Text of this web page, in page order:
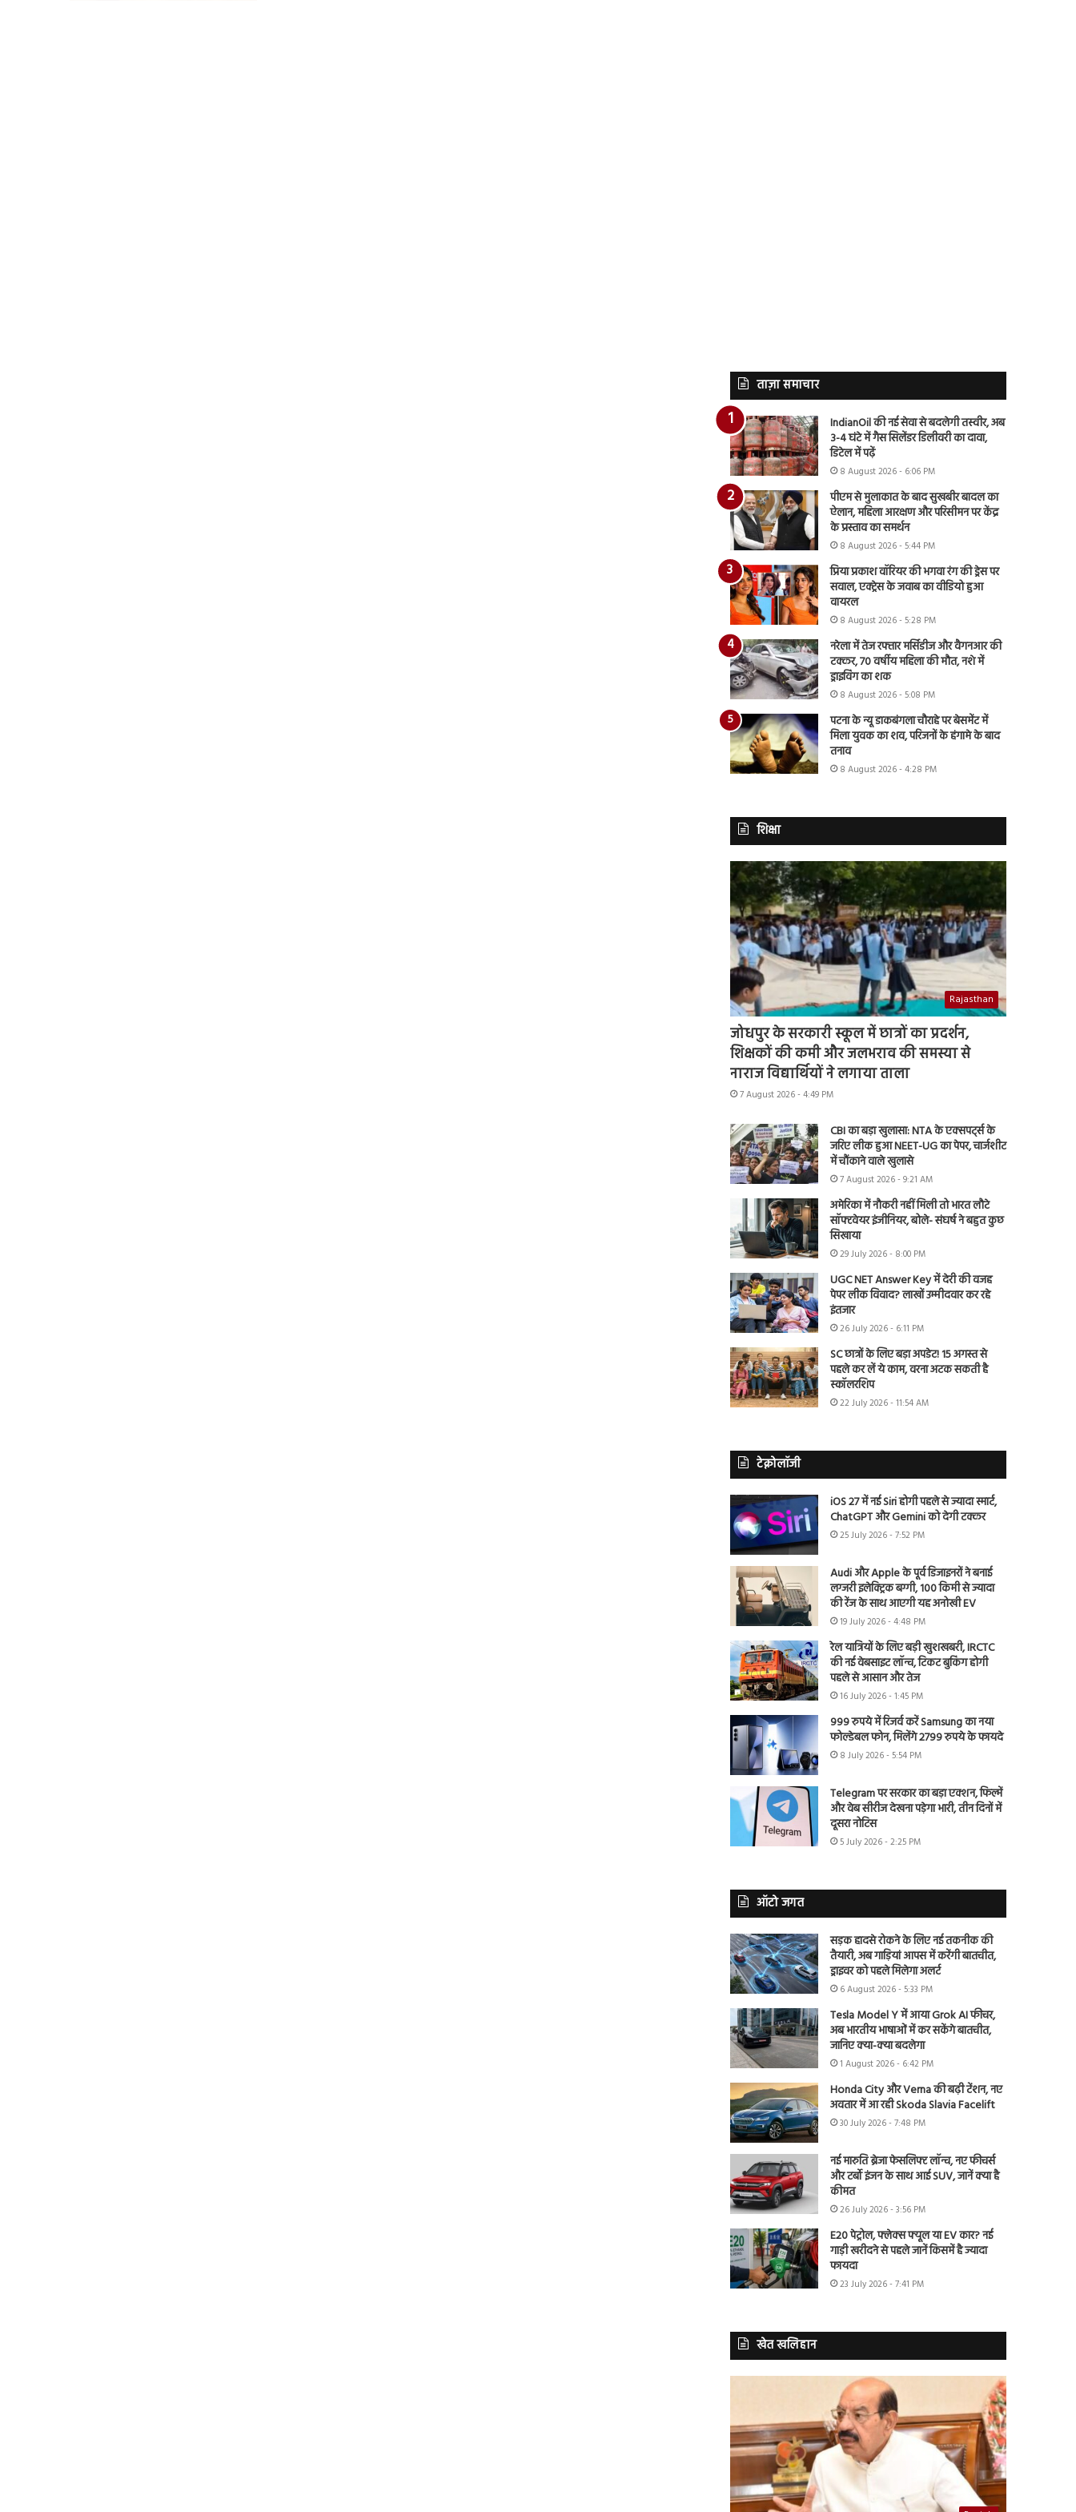
ताज़ा समाचार
IndianOil की नई सेवा से बदलेगी तस्वीर, अब
3-4 घंटे में गैस सिलेंडर डिलीवरी का दावा,
डिटेल में पढ़ें
8 August 2026 - 6:06 PM
पीएम से मुलाकात के बाद सुखबीर बादल का
ऐलान, महिला आरक्षण और परिसीमन पर केंद्र
के प्रस्ताव का समर्थन
8 August 2026 - 5:44 PM
प्रिया प्रकाश वॉरियर की भगवा रंग की ड्रेस पर
सवाल, एक्ट्रेस के जवाब का वीडियो हुआ
वायरल
8 August 2026 - 5:28 PM
नरेला में तेज रफ्तार मर्सिडीज और वैगनआर की
टक्कर, 70 वर्षीय महिला की मौत, नशे में
ड्राइविंग का शक
8 August 2026 - 5:08 PM
पटना के न्यू डाकबंगला चौराहे पर बेसमेंट में
मिला युवक का शव, परिजनों के हंगामे के बाद
तनाव
8 August 2026 - 4:28 PM
शिक्षा
Rajasthan
जोधपुर के सरकारी स्कूल में छात्रों का प्रदर्शन,
शिक्षकों की कमी और जलभराव की समस्या से
नाराज विद्यार्थियों ने लगाया ताला
7 August 2026 - 4:49 PM
CBI का बड़ा खुलासा: NTA के एक्सपर्ट्स के
जरिए लीक हुआ NEET-UG का पेपर, चार्जशीट
में चौंकाने वाले खुलासे
7 August 2026 - 9:21 AM
अमेरिका में नौकरी नहीं मिली तो भारत लौटे
सॉफ्टवेयर इंजीनियर, बोले- संघर्ष ने बहुत कुछ
सिखाया
29 July 2026 - 8:00 PM
UGC NET Answer Key में देरी की वजह
पेपर लीक विवाद? लाखों उम्मीदवार कर रहे
इंतजार
26 July 2026 - 6:11 PM
SC छात्रों के लिए बड़ा अपडेट! 15 अगस्त से
पहले कर लें ये काम, वरना अटक सकती है
स्कॉलरशिप
22 July 2026 - 11:54 AM
टेक्नोलॉजी
iOS 27 में नई Siri होगी पहले से ज्यादा स्मार्ट,
ChatGPT और Gemini को देगी टक्कर
25 July 2026 - 7:52 PM
Audi और Apple के पूर्व डिजाइनरों ने बनाई
लग्जरी इलेक्ट्रिक बग्गी, 100 किमी से ज्यादा
की रेंज के साथ आएगी यह अनोखी EV
19 July 2026 - 4:48 PM
रेल यात्रियों के लिए बड़ी खुशखबरी, IRCTC
की नई वेबसाइट लॉन्च, टिकट बुकिंग होगी
पहले से आसान और तेज
16 July 2026 - 1:45 PM
999 रुपये में रिजर्व करें Samsung का नया
फोल्डेबल फोन, मिलेंगे 2799 रुपये के फायदे
8 July 2026 - 5:54 PM
Telegram पर सरकार का बड़ा एक्शन, फिल्में
और वेब सीरीज देखना पड़ेगा भारी, तीन दिनों में
दूसरा नोटिस
5 July 2026 - 2:25 PM
ऑटो जगत
सड़क हादसे रोकने के लिए नई तकनीक की
तैयारी, अब गाड़ियां आपस में करेंगी बातचीत,
ड्राइवर को पहले मिलेगा अलर्ट
6 August 2026 - 5:33 PM
Tesla Model Y में आया Grok AI फीचर,
अब भारतीय भाषाओं में कर सकेंगे बातचीत,
जानिए क्या-क्या बदलेगा
1 August 2026 - 6:42 PM
Honda City और Verna की बढ़ी टेंशन, नए
अवतार में आ रही Skoda Slavia Facelift
30 July 2026 - 7:48 PM
नई मारुति ब्रेजा फेसलिफ्ट लॉन्च, नए फीचर्स
और टर्बो इंजन के साथ आई SUV, जानें क्या है
कीमत
26 July 2026 - 3:56 PM
E20 पेट्रोल, फ्लेक्स फ्यूल या EV कार? नई
गाड़ी खरीदने से पहले जानें किसमें है ज्यादा
फायदा
23 July 2026 - 7:41 PM
खेत खलिहान